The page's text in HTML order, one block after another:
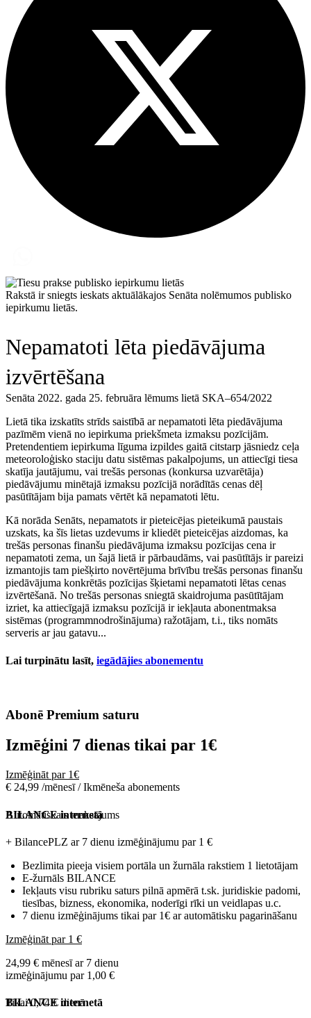
Rakstā ir sniegts ieskats aktuālākajos Senāta nolēmumos publisko
iepirkumu lietās.
Nepamatoti lēta piedāvājuma
izvērtēšana
Senāta 2022. gada 25. februāra lēmums lietā SKA–654/2022
Lietā tika izskatīts strīds saistībā ar nepamatoti lēta piedāvājuma
pazīmēm vienā no iepirkuma priekšmeta izmaksu pozīcijām.
Pretendentiem iepirkuma līguma izpildes gaitā citstarp jā­sniedz ceļa
meteoroloģisko staciju datu sistēmas pakalpojums, un attiecīgi tiesa
skatīja jautājumu, vai trešās personas (konkursa uzvarētāja)
piedāvājumu minētajā izmaksu pozīcijā norādītās cenas dēļ
pasūtītājam bija pamats vērtēt kā nepamatoti lētu.
Kā norāda Senāts, nepamatots ir pieteicējas pieteikumā paustais
uzskats, ka šīs lietas uzdevums ir kliedēt pieteicējas aizdomas, ka
trešās personas finanšu piedāvājuma izmaksu pozīcijas cena ir
nepamatoti zema, un šajā lietā ir pārbaudāms, vai pasūtītājs ir pareizi
izmantojis tam piešķirto novērtējuma brīvību trešās personas finanšu
piedāvājuma konkrētās pozīcijas šķietami nepamatoti lētas cenas
izvērtēšanā. No trešās personas sniegtā skaidrojuma pasūtītājam
izriet, ka attiecīgajā izmaksu pozīcijā ir iekļauta abonentmaksa
sistēmas (programmnodrošinājuma) ražotājam, t.i., tiks nomāts
serveris ar jau gatavu...
Lai turpinātu lasīt, iegādājies abonementu
Abonē Premium saturu
Izmēģini 7 dienas tikai par 1€
Izmēģināt par 1€
€ 24,99 /mēnesī / Ikmēneša abonements
Automātiskais maksājums
BILANCE internetā
+ BilancePLZ ar 7 dienu izmēģinājumu par 1 €
Bezlimita pieeja visiem portāla un žurnāla rakstiem 1 lietotājam
E-žurnāls BILANCE
Iekļauts visu rubriku saturs pilnā apmērā t.sk. juridiskie padomi,
tiesības, bizness, ekonomika, noderīgi rīki un veidlapas u.c.
7 dienu izmēģinājums tikai par 1€ ar automātisku pagarināšanu
Izmēģināt par 1 €
24,99 € mēnesī ar 7 dienu
izmēģinājumu par 1,00 €
Tikai 0,74 € dienā
BILANCE internetā